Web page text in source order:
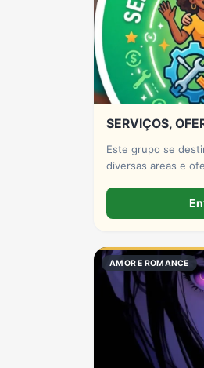
SERVIÇOS,
Este grupo se
diversas areas e
AMOR E ROMANCE